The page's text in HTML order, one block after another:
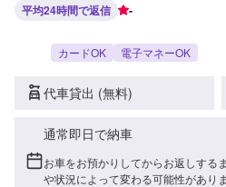
平均24時間で返信 -
カードOK 電子マネーOK
代車貸出 (無料)
通常即日で納車
お車をお預かりしてからお返しする
や状況によって変わる可能性がありま